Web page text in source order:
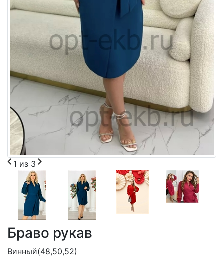
1 из 3
Браво рукав
Винный(48,50,52)